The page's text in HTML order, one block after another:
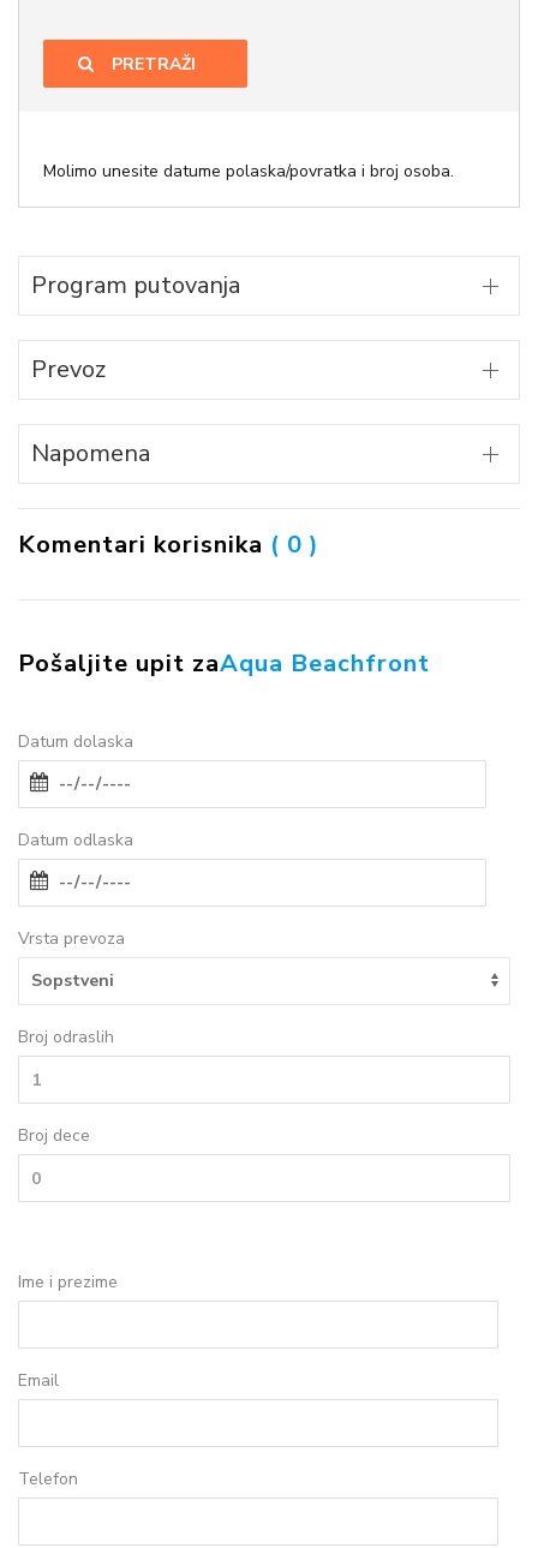
PRETRAŽI
Molimo unesite datume polaska/povratka i broj osoba.
Program putovanja
Prevoz
Napomena
Komentari korisnika ( 0 )
Pošaljite upit zaAqua Beachfront
Datum dolaska
Datum odlaska
Vrsta prevoza
Broj odraslih
Broj dece
Ime i prezime
Email
Telefon